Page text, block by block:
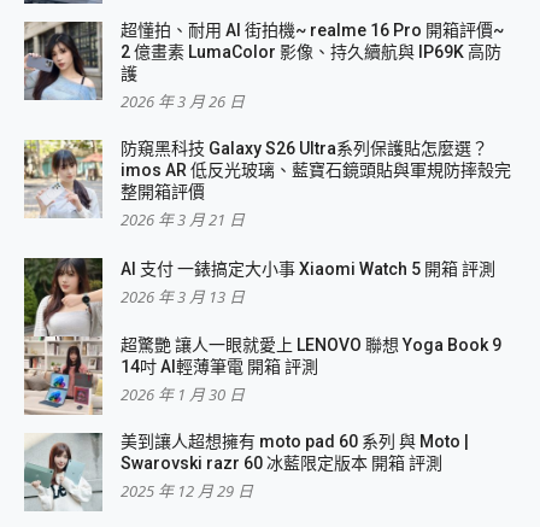
超懂拍、耐用 AI 街拍機~ realme 16 Pro 開箱評價~
2 億畫素 LumaColor 影像、持久續航與 IP69K 高防
護
2026 年 3 月 26 日
防窺黑科技 Galaxy S26 Ultra系列保護貼怎麼選？
imos AR 低反光玻璃、藍寶石鏡頭貼與軍規防摔殼完
整開箱評價
2026 年 3 月 21 日
AI 支付 一錶搞定大小事 Xiaomi Watch 5 開箱 評測
2026 年 3 月 13 日
超驚艷 讓人一眼就愛上 LENOVO 聯想 Yoga Book 9
14吋 AI輕薄筆電 開箱 評測
2026 年 1 月 30 日
美到讓人超想擁有 moto pad 60 系列 與 Moto |
Swarovski razr 60 冰藍限定版本 開箱 評測
2025 年 12 月 29 日